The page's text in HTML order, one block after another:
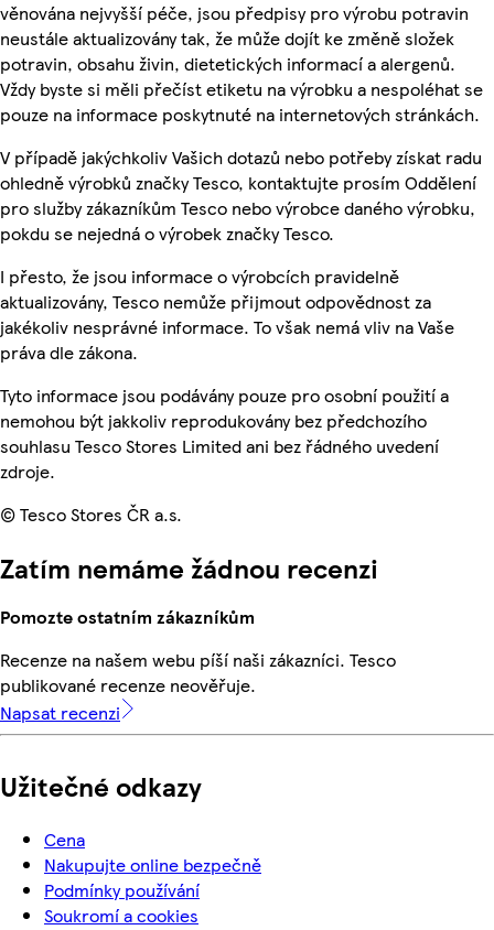
věnována nejvyšší péče, jsou předpisy pro výrobu potravin
neustále aktualizovány tak, že může dojít ke změně složek
potravin, obsahu živin, dietetických informací a alergenů.
Vždy byste si měli přečíst etiketu na výrobku a nespoléhat se
pouze na informace poskytnuté na internetových stránkách.
V případě jakýchkoliv Vašich dotazů nebo potřeby získat radu
ohledně výrobků značky Tesco, kontaktujte prosím Oddělení
pro služby zákazníkům Tesco nebo výrobce daného výrobku,
pokdu se nejedná o výrobek značky Tesco.
I přesto, že jsou informace o výrobcích pravidelně
aktualizovány, Tesco nemůže přijmout odpovědnost za
jakékoliv nesprávné informace. To však nemá vliv na Vaše
práva dle zákona.
Tyto informace jsou podávány pouze pro osobní použití a
nemohou být jakkoliv reprodukovány bez předchozího
souhlasu Tesco Stores Limited ani bez řádného uvedení
zdroje.
© Tesco Stores ČR a.s.
Zatím nemáme žádnou recenzi
Pomozte ostatním zákazníkům
Recenze na našem webu píší naši zákazníci. Tesco
publikované recenze neověřuje.
Napsat recenzi
Užitečné odkazy
Cena
Nakupujte online bezpečně
Podmínky používání
Soukromí a cookies